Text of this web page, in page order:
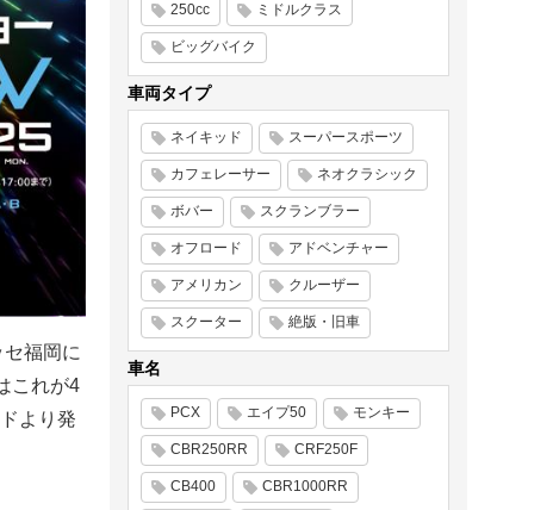
福岡に
これが4
より発
250cc ミドルクラス
ビッグバイク
車両タイプ
ネイキッド スーパースポーツ
カフェレーサー ネオクラシック
ボバー スクランブラー
オフロード アドベンチャー
アメリカン クルーザー
スクーター 絶版・旧車
車名
PCX エイプ50 モンキー
CBR250RR CRF250F
CB400 CBR1000RR